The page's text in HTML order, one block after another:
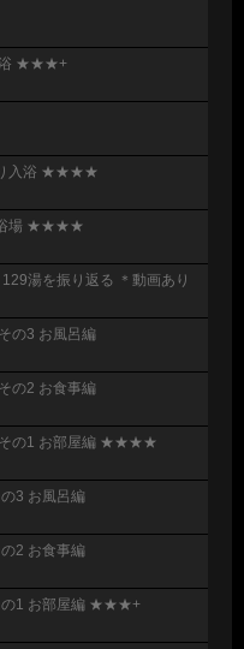
浴 ★★★+
り入浴 ★★★★
浴場 ★★★★
湯を振り返る ＊動画あり
の3 お風呂編
の2 お食事編
その1 お部屋編 ★★★★
3 お風呂編
2 お食事編
の1 お部屋編 ★★★+